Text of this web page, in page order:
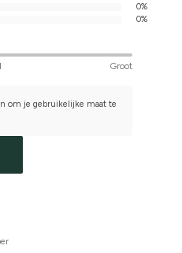
0%
0%
Groot
om je gebruikelijke maat te